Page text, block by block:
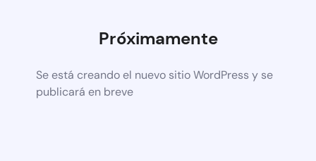
Próximamente
Se está creando el nuevo sitio WordPress y se
publicará en breve